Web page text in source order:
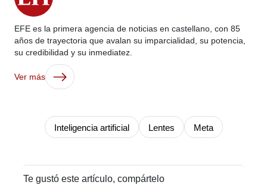
EFE es la primera agencia de noticias en castellano, con 85
años de trayectoria que avalan su imparcialidad, su potencia,
su credibilidad y su inmediatez.
Ver más
Inteligencia artificial Lentes Meta
Te gustó este artículo, compártelo